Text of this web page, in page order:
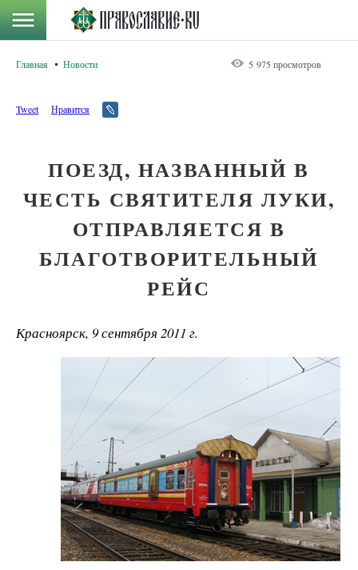
Главная Новости 5 975 просмотров
Tweet Нравится
ПОЕЗД, НАЗВАННЫЙ В
ЧЕСТЬ СВЯТИТЕЛЯ ЛУКИ,
ОТПРАВЛЯЕТСЯ В
БЛАГОТВОРИТЕЛЬНЫЙ
РЕЙС
Красноярск, 9 сентября 2011 г.